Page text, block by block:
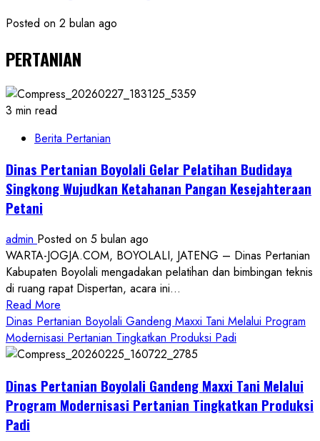
Posted on 2 bulan ago
PERTANIAN
3 min read
Berita Pertanian
Dinas Pertanian Boyolali Gelar Pelatihan Budidaya
Singkong Wujudkan Ketahanan Pangan Kesejahteraan
Petani
admin Posted on 5 bulan ago
WARTA-JOGJA.COM, BOYOLALI, JATENG – Dinas Pertanian
Kabupaten Boyolali mengadakan pelatihan dan bimbingan teknis
di ruang rapat Dispertan, acara ini...
Read More
more
about
Dinas
Boyolali
Gelar
Dinas Pertanian Boyolali Gandeng Maxxi Tani Melalui Program
Modernisasi Pertanian Tingkatkan Produksi Padi
Dinas Pertanian Boyolali Gandeng Maxxi Tani Melalui
Program Modernisasi Pertanian Tingkatkan Produksi
Padi